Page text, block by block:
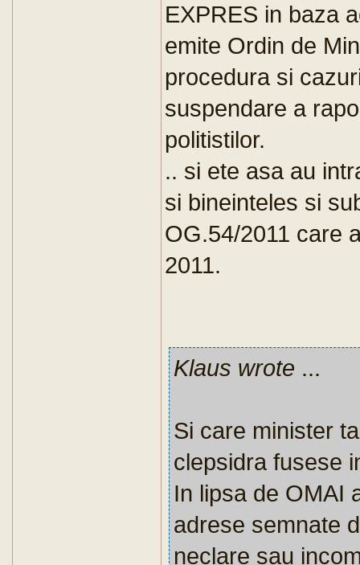
EXPRES in baza
emite Ordin de
procedura si
suspendare a
politistilor.
.. si ete asa au
si bineinteles si
OG.54/2011 care
2011.
Klaus wrote ...
Si care minister
clepsidra fusese
In lipsa de OMAI
adrese semnate
neclare sau